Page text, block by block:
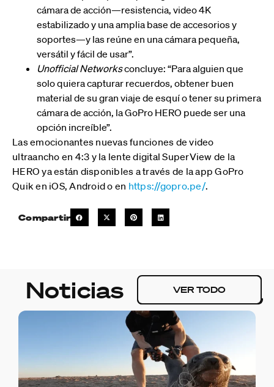
cámara de acción—resistencia, video 4K
estabilizado y una amplia base de accesorios y
soportes—y las reúne en una cámara pequeña,
versátil y fácil de usar”.
Unofficial Networksconcluye: “Para alguien que
solo quiera capturar recuerdos, obtener buen
material de su gran viaje de esquí o tener su primera
cámara de acción, la GoPro HERO puede ser una
opción increíble”.
Las emocionantes nuevas funciones de video
ultraancho en 4:3 y la lente digital SuperView de la
HERO ya están disponibles a través de la app GoPro
Quik en iOS, Android o en https://gopro.pe/.
Compartir
Noticias VER TODO